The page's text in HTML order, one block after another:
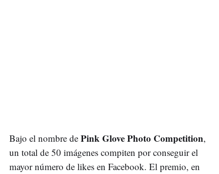
Bajo el nombre de Pink Glove Photo Competition,
un total de 50 imágenes compiten por conseguir el
mayor número de likes en Facebook. El premio, en